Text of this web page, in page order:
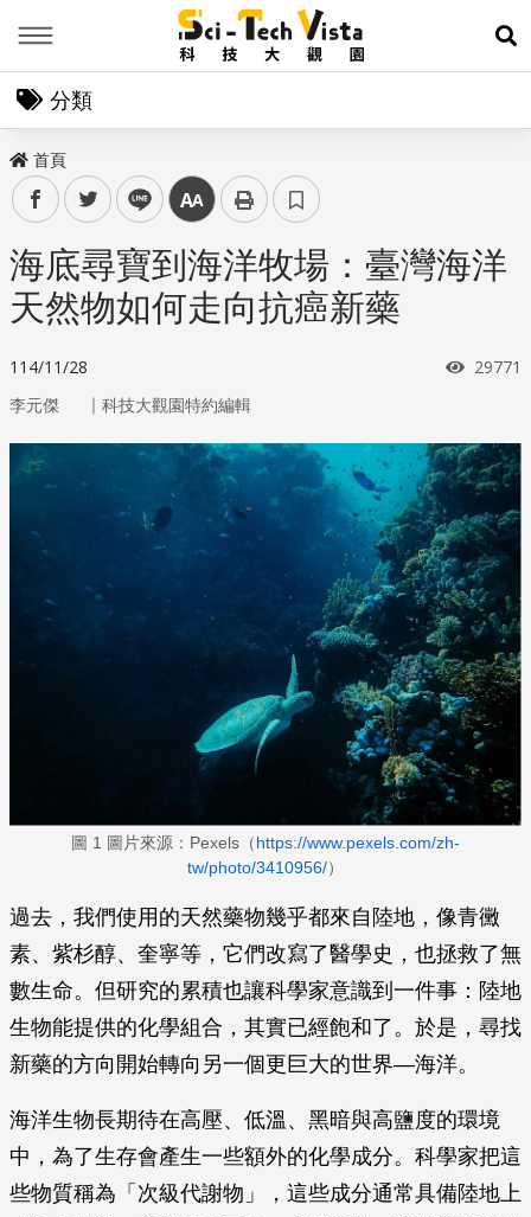
展
分類
首頁
facebooktwitter line 中
海底尋寶到海洋牧場：臺灣海洋
天然物如何走向抗癌新藥
114/11/28 瀏覽次
29771
李元傑 ｜ 科技大觀園特約編輯
圖 1 圖片來源：Pexels（https://www.pexels.com/zh-
tw/photo/3410956/）
過去，我們使用的天然藥物幾乎都來自陸地，像青黴
素、紫杉醇、奎寧等，它們改寫了醫學史，也拯救了無
數生命。但研究的累積也讓科學家意識到一件事：陸地
生物能提供的化學組合，其實已經飽和了。於是，尋找
新藥的方向開始轉向另一個更巨大的世界—海洋。
海洋生物長期待在高壓、低溫、黑暗與高鹽度的環境
中，為了生存會產生一些額外的化學成分。科學家把這
些物質稱為「次級代謝物」，這些成分通常具備陸地上